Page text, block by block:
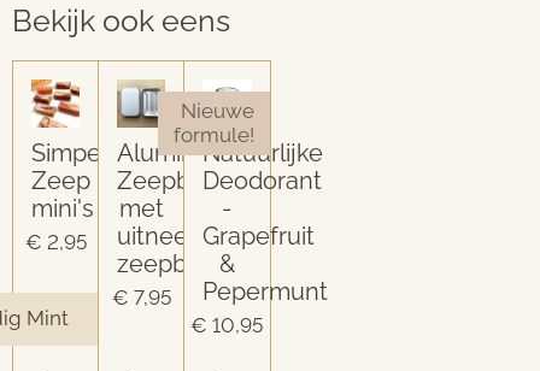
Bekijk ook eens
Simpel
Zeep
mini's
€ 2,95
Aluminium
Zeepblikje
met
uitneembaar
zeepbakje
€ 7,95
Nieuwe
formule!
Natuurlijke
Deodorant
-
Grapefruit
&
Pepermunt
€ 10,95